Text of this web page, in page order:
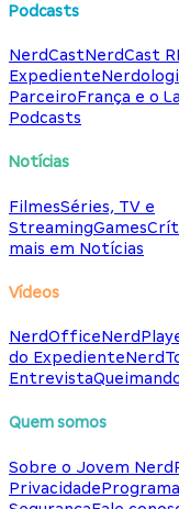
Podcasts
NerdCastNerdCast
Expediente
ParceiroFrança e o
Podcasts
Notícias
FilmesSéries, TV e
StreamingGames
mais em Notícias
Vídeos
NerdOffice
do Expediente
Entrevista
Quem somos
Sobre o Jovem Nerd
Privacidade